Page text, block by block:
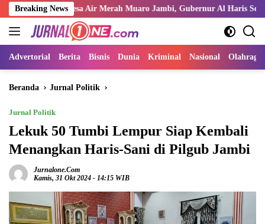
Langsung
ke
konten
Breaking News
di Desa Air Merah Muaro Jambi, Gubernur Al Haris Serukan Ulama
Advertorial Berita Bisnis Dunia Kriminal Nasional Olahraga
Beranda Jurnal Politik
Jurnal Politik
Lekuk 50 Tumbi Lempur Siap Kembali
Menangkan Haris-Sani di Pilgub Jambi
Jurnalone.com
Kamis, 31 Okt 2024 - 14:15 WIB